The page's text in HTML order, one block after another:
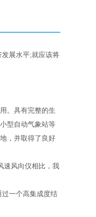
展水平;就应该将
。具有完整的生
型自动气象站等
，并取得了良好
速风向仪相比，我
一个高集成度结